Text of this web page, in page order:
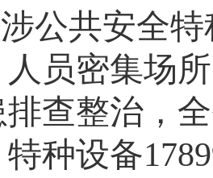
公共安全
人员密集场
排查整治，
特种设备